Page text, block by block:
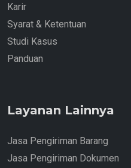
Karir
Syarat & Ketentuan
Studi Kasus
Panduan
Layanan Lainnya
Jasa Pengiriman Barang
Jasa Pengiriman Dokumen